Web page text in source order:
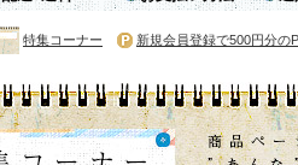
特集コーナー 新規会員登録で500円分のP